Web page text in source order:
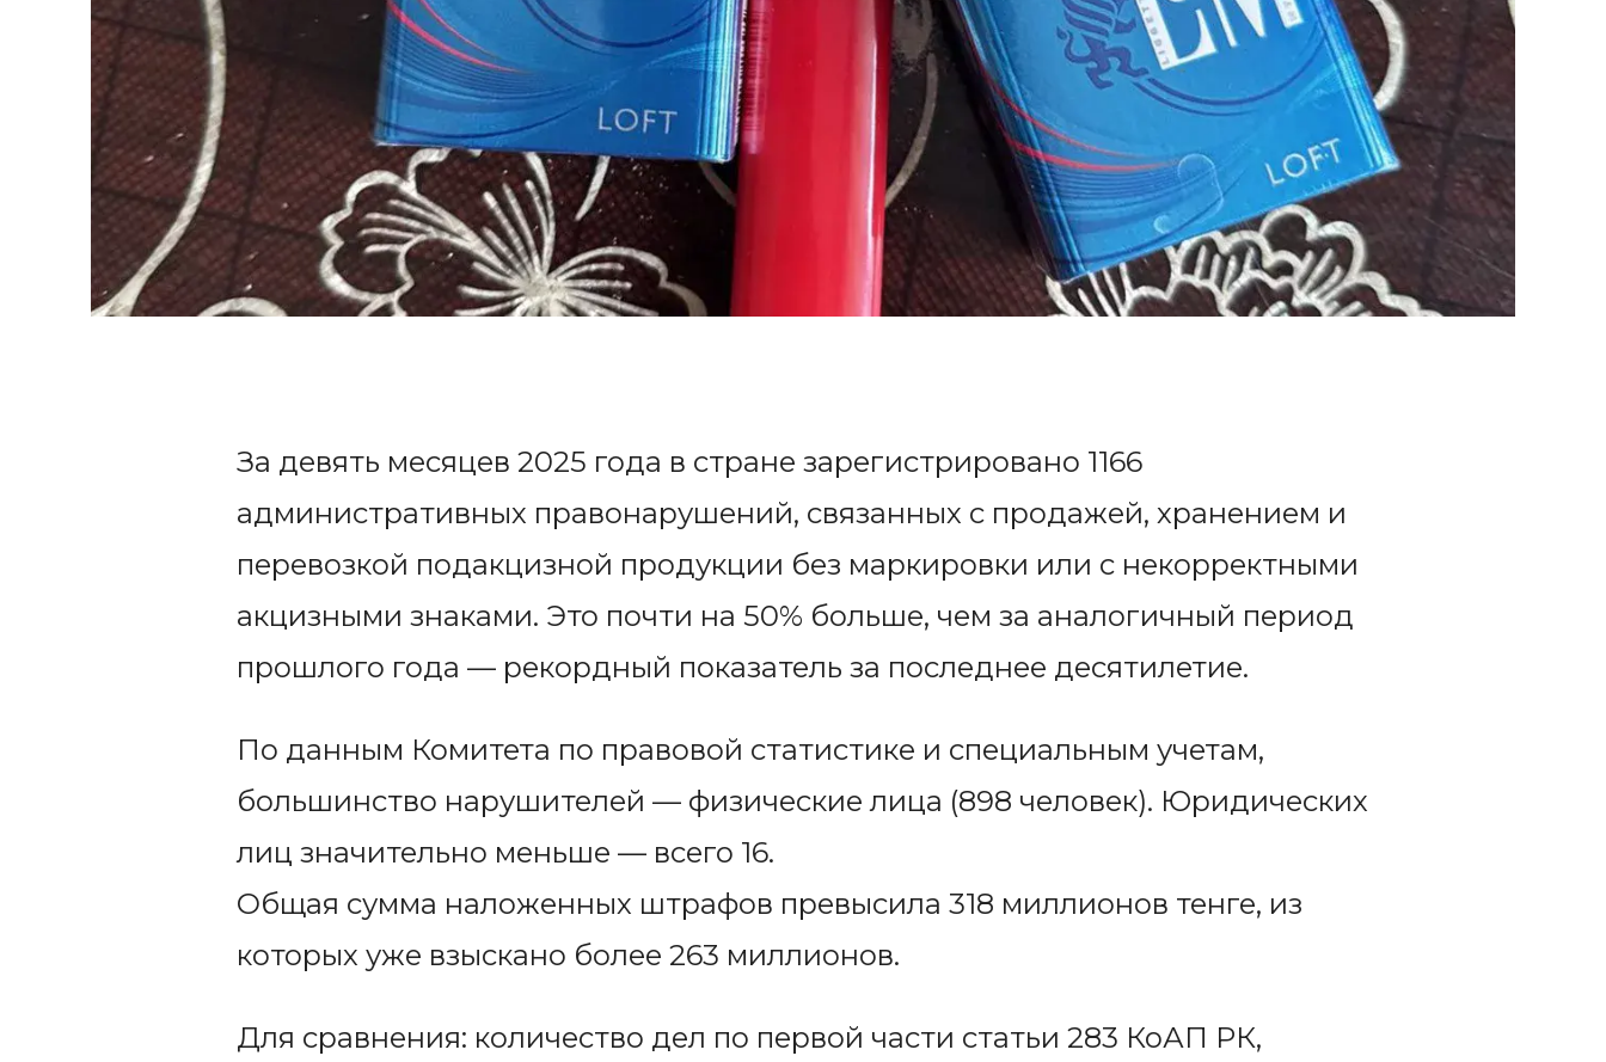
За девять месяцев 2025 года в стране зарегистрировано 1166
административных правонарушений, связанных с продажей, хранением и
перевозкой подакцизной продукции без маркировки или с некорректными
акцизными знаками. Это почти на 50% больше, чем за аналогичный период
прошлого года — рекордный показатель за последнее десятилетие.
По данным Комитета по правовой статистике и специальным учетам,
большинство нарушителей — физические лица (898 человек). Юридических
лиц значительно меньше — всего 16.
Общая сумма наложенных штрафов превысила 318 миллионов тенге, из
которых уже взыскано более 263 миллионов.
Для сравнения: количество дел по первой части статьи 283 КоАП РК,